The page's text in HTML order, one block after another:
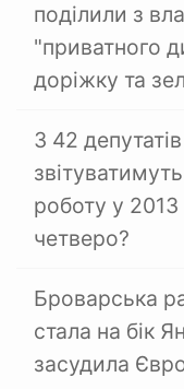
поділили з
"приватного
доріжку та
З 42
роботу у
четверо?
Броварська
стала на бік
засудила